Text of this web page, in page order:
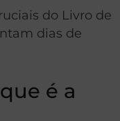
do Livro de
dias de
é a